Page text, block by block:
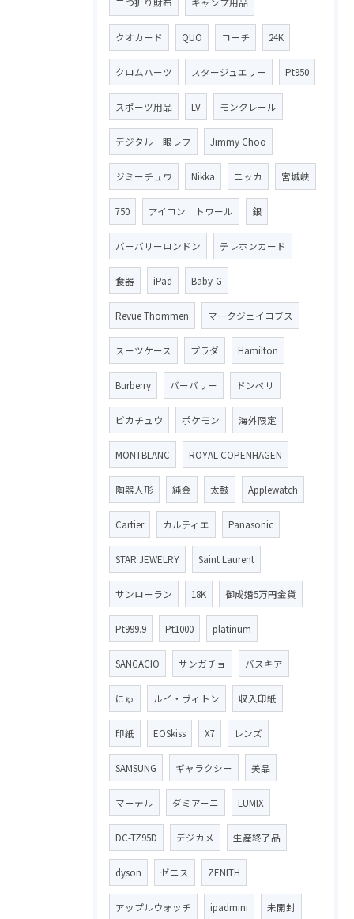
クオカード QUO コーチ 24K
クロムハーツ スタージュエリー Pt950
スポーツ用品 LV モンクレール
デジタル一眼レフ Jimmy Choo
ジミーチュウ Nikka ニッカ 宮城峡
750 アイコン トワール 銀
バーバリーロンドン テレホンカード
食器 iPad Baby-G
Revue Thommen マークジェイコブス
スーツケース プラダ Hamilton
Burberry バーバリー ドンペリ
ピカチュウ ポケモン 海外限定
MONTBLANC ROYAL COPENHAGEN
陶器人形 純金 太鼓 Applewatch
Cartier カルティエ Panasonic
STAR JEWELRY Saint Laurent
サンローラン 18K 御成婚5万円金貨
Pt999.9 Pt1000 platinum
SANGACIO サンガチョ バスキア
にゅ ルイ・ヴィトン 収入印紙
印紙 EOSkiss X7 レンズ
SAMSUNG ギャラクシー 美品
マーテル ダミアーニ LUMIX
DC-TZ95D デジカメ 生産終了品
dyson ゼニス ZENITH
アップルウォッチ ipadmini 未開封